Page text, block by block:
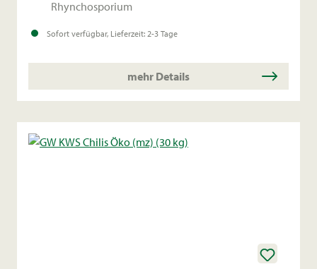
Rhynchosporium
Sofort verfügbar, Lieferzeit: 2-3 Tage
mehr Details